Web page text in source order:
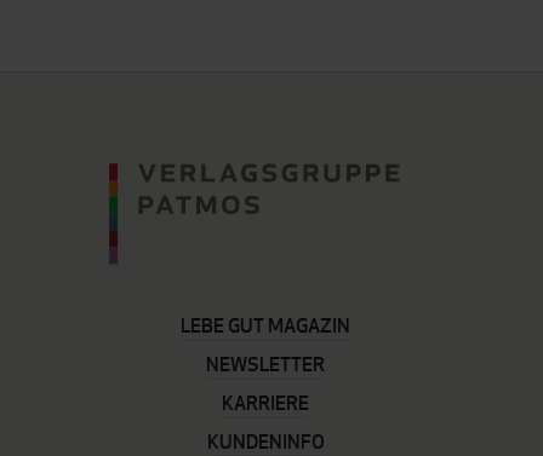
LEBE GUT MAGAZIN
NEWSLETTER
KARRIERE
KUNDENINFO